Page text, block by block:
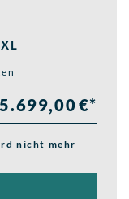
€*
nicht mehr